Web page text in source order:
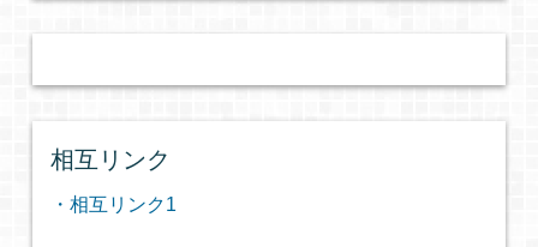
相互リンク
・相互リンク1